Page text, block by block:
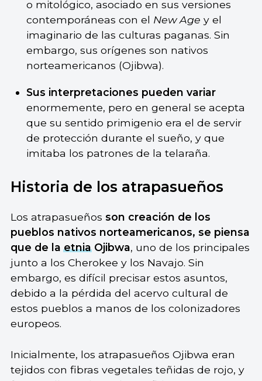
o mitológico, asociado en sus versiones
contemporáneas con el New Age y el
imaginario de las culturas paganas. Sin
embargo, sus orígenes son nativos
norteamericanos (Ojibwa).
Sus interpretaciones pueden variar
enormemente, pero en general se acepta
que su sentido primigenio era el de servir
de protección durante el sueño, y que
imitaba los patrones de la telaraña.
Historia de los atrapasueños
Los atrapasueños son creación de los
pueblos nativos norteamericanos, se piensa
que de laetniaOjibwa, uno de los principales
junto a los Cherokee y los Navajo. Sin
embargo, es difícil precisar estos asuntos,
debido a la pérdida del acervo cultural de
estos pueblos a manos de los colonizadores
europeos.
Inicialmente, los atrapasueños Ojibwa eran
tejidos con fibras vegetales teñidas de rojo, y